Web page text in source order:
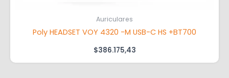
Auriculares
Poly HEADSET VOY 4320 -M USB-C HS +BT700
$386.175,43